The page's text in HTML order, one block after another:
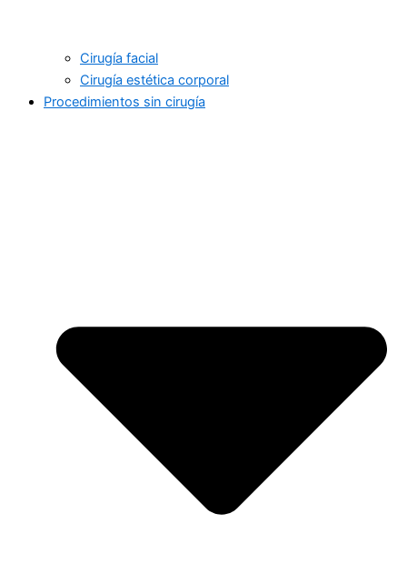
Cirugía facial
Cirugía estética corporal
Procedimientos sin cirugía